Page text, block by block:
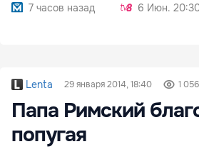
7 часов назад
6 Июн.
Lenta 29 января 2014, 18:40 1 056
Папа Римский
попугая